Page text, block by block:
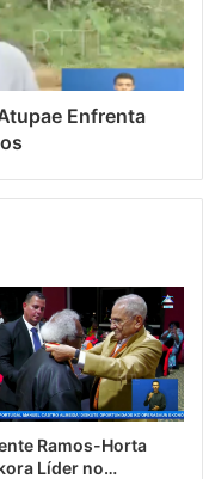
Enfrenta
Ramos-Horta
Líder no…